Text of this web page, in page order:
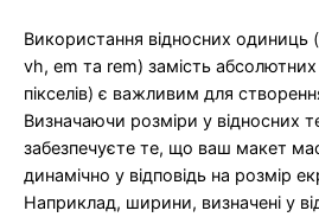
Використання відносних одиниць
vh, em та rem) замість
пікселів) є важливим для
Визначаючи розміри у відносних
забезпечуєте те, що ваш макет
динамічно у відповідь на розмір
Наприклад, ширини, визначені у